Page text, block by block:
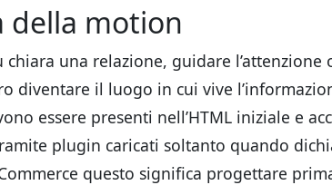
della motion
una relazione, guidare l’attenzione
diventare il luogo in cui vive
essere presenti nell’HTML iniziale e
plugin caricati soltanto quando
questo significa progettare